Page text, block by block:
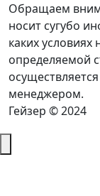
Обращаем
носит сугубо
каких
определяемой
менеджером.
Гейзер © 2024